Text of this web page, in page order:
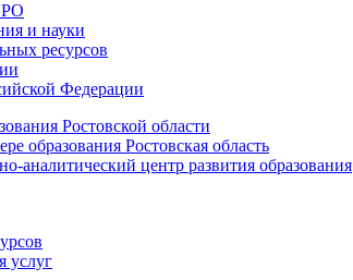
и науки
ресурсов
Федерации
Ростовской области
образования Ростовская область
центр развития образования
услуг